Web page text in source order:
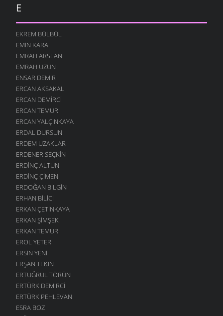
E
EKREM BÜLBÜL
EMIN KARA
EMRAH ARSLAN
EMRAH UZUN
ENSAR DEMIR
ERCAN AKSAKAL
ERCAN DEMIRCI
ERCAN TEMUR
ERCAN YALÇINKAYA
ERDAL DURSUN
ERDEM UZAKLAR
ERDENER SEÇKIN
ERDINÇ ALTUN
ERDINÇ ÇIMEN
ERDOĞAN BILGIN
ERHAN BILICI
ERKAN ÇETINKAYA
ERKAN ŞIMŞEK
ERKAN TEMUR
EROL YETER
ERSIN YENI
ERŞAN TEKIN
ERTUĞRUL TÖRÜN
ERTÜRK DEMIRCI
ERTÜRK PEHLEVAN
ESRA BOZ